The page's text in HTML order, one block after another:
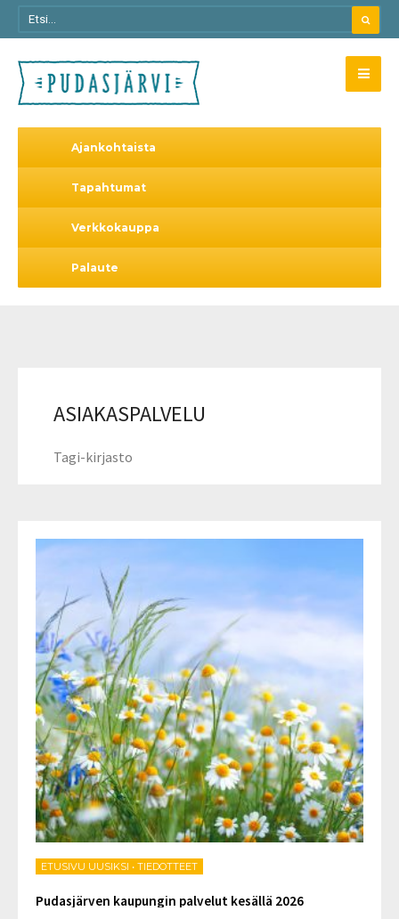
Ajankohtaista
Tapahtumat
Verkkokauppa
Palaute
ASIAKASPALVELU
Tagi-kirjasto
ETUSIVU UUSIKSI • TIEDOTTEET
Pudasjärven kaupungin palvelut kesällä 2026